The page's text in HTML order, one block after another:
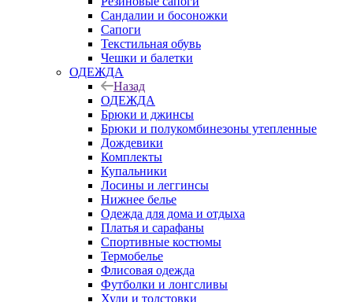
Сандалии и босоножки
Сапоги
Текстильная обувь
Чешки и балетки
ОДЕЖДА
Назад
ОДЕЖДА
Брюки и джинсы
Брюки и полукомбинезоны утепленные
Дождевики
Комплекты
Купальники
Лосины и леггинсы
Нижнее белье
Одежда для дома и отдыха
Платья и сарафаны
Спортивные костюмы
Термобелье
Флисовая одежда
Футболки и лонгсливы
Худи и толстовки